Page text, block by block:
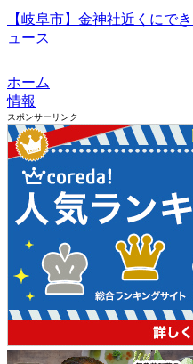
【岐阜市】金神社近くにで
ュース
ホーム
情報
スポンサーリンク